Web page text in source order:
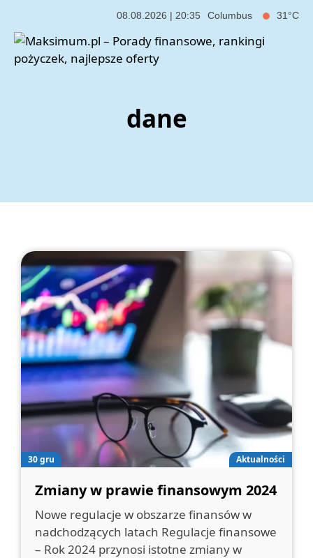
08.08.2026 | 20:35 Columbus 31°C
dane
30 gru Aktualności
Zmiany w prawie finansowym 2024
Nowe regulacje w obszarze finansów w
nadchodzących latach Regulacje finansowe
– Rok 2024 przynosi istotne zmiany w